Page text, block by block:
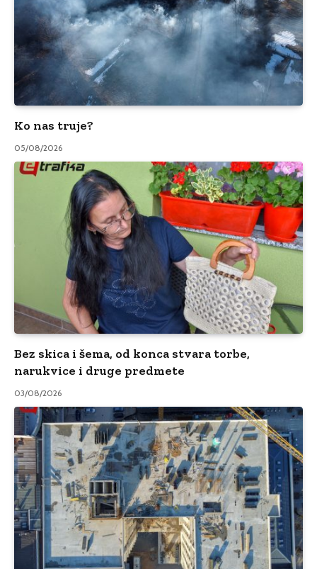
Ko nas truje?
05/08/2026
Bez skica i šema, od konca stvara torbe,
narukvice i druge predmete
03/08/2026